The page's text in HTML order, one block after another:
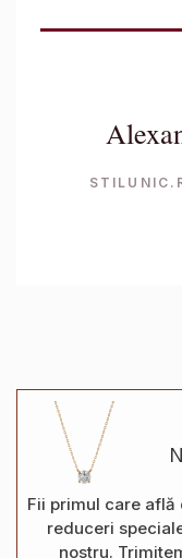
Fii primul care
reduceri
nostru.